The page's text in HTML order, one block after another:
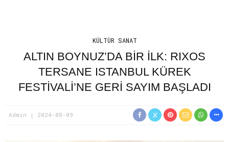
KÜLTÜR SANAT
ALTIN BOYNUZ’DA BİR İLK: RIXOS
TERSANE ISTANBUL KÜREK
FESTİVALİ’NE GERİ SAYIM BAŞLADI
Admin 2024-08-09